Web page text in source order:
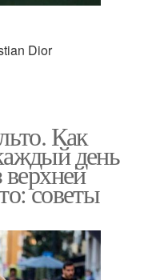
Dior
Как
день
советы